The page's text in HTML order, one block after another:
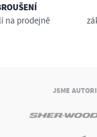
na prodejně
JSME